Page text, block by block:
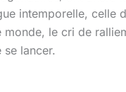
intemporelle, celle
le cri de
lancer.